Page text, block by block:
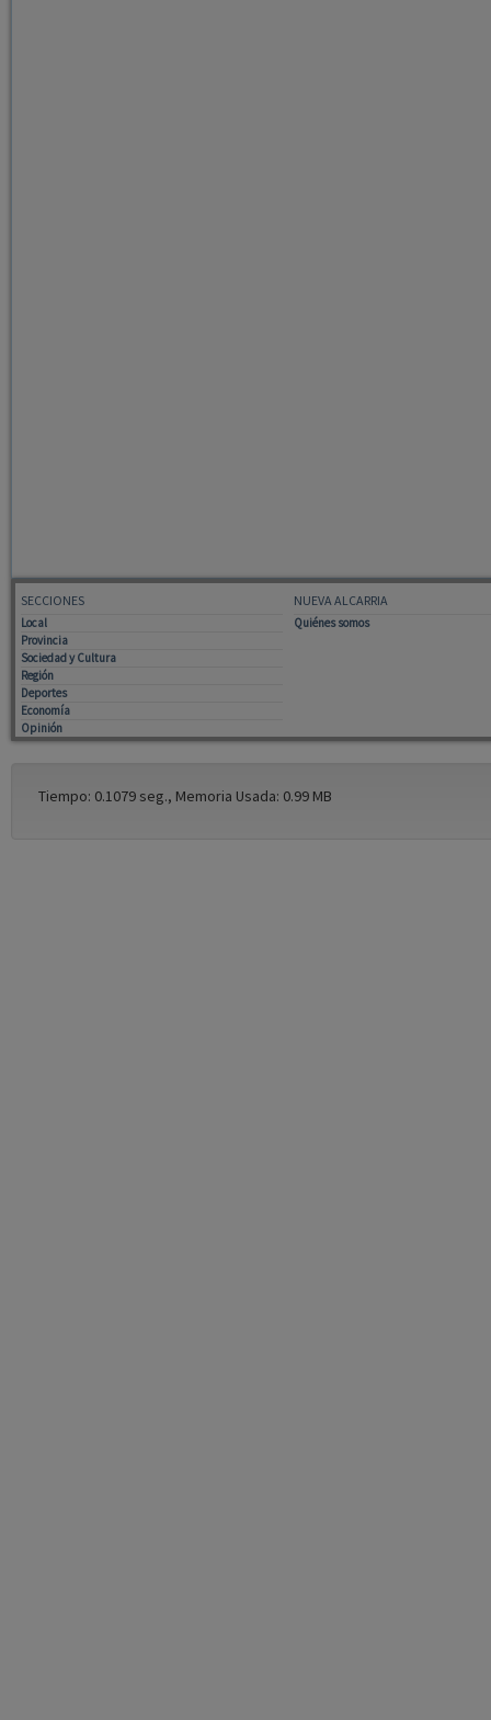
SECCIONES
Local
Provincia
Sociedad y Cultura
Región
Deportes
Economía
Opinión
NUEVA ALCARRIA
Quiénes somos
Tiempo: 0.1079 seg., Memoria Usada: 0.99 MB